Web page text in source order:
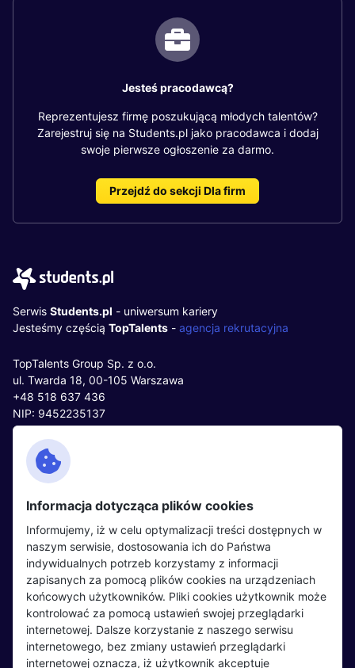
Jesteś pracodawcą?
Reprezentujesz firmę poszukującą młodych talentów?
Zarejestruj się na Students.pl jako pracodawca i dodaj
swoje pierwsze ogłoszenie za darmo.
Przejdź do sekcji Dla firm
Serwis Students.pl - uniwersum kariery
Jesteśmy częścią TopTalents - agencja rekrutacyjna
TopTalents Group Sp. z o.o.
ul. Twarda 18, 00-105 Warszawa
+48 518 637 436
NIP: 9452235137
Kontakt
Facebook
Twitter
LinkedIn
Partnerzy
Wydarzenia
Kandydaci
Regulamin kandydata
Oferty pracy
Pracodawcy
Regulamin pracodawcy
Dodaj ogłoszenie
Informacja dotycząca plików cookies
Informujemy, iż w celu optymalizacji treści dostępnych w
naszym serwisie, dostosowania ich do Państwa
indywidualnych potrzeb korzystamy z informacji
zapisanych za pomocą plików cookies na urządzeniach
końcowych użytkowników. Pliki cookies użytkownik może
kontrolować za pomocą ustawień swojej przeglądarki
internetowej. Dalsze korzystanie z naszego serwisu
internetowego, bez zmiany ustawień przeglądarki
internetowej oznacza, iż użytkownik akceptuje